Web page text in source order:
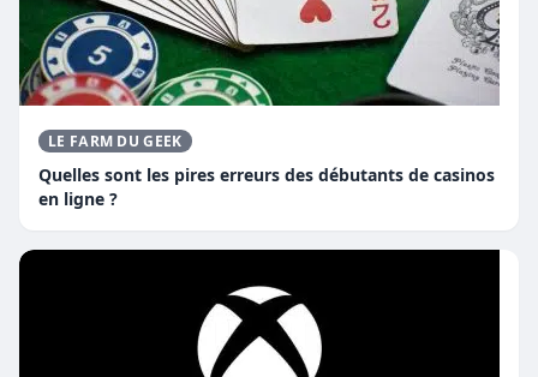
LE FARM DU GEEK
Quelles sont les pires erreurs des débutants de casinos
en ligne ?